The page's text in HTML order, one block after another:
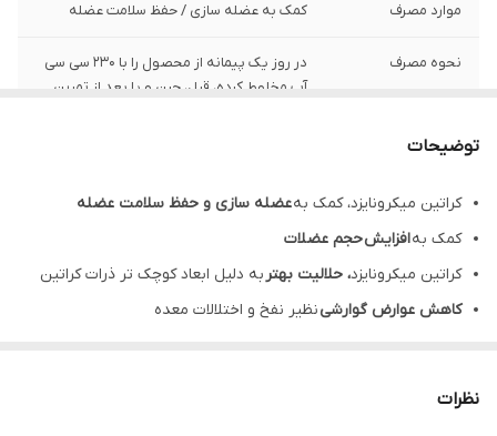
موارد مصرف کمک به عضله سازى / حفظ سلامت عضله
نحوه مصرف
در روز یک پیمانه از محصول را با 230 سی سی
آب مخلوط کرده، قبل، حین و یا بعد از تمرین
تحت لیسانس آمريكا
مشخصه ها حاوی 60 سروینگ
شرکت تولید کننده توسعه سبز تمیم
توضیحات
کراتین میکرونایزد، کمک بهعضله سازی و حفظ سلامت عضله
کمک بهافزایشحجم عضلات
کراتین میکرونایزد، حلالیت بهتربه دلیل ابعاد کوچک تر ذرات کراتین
کاهش عوارض گوارشینظیر نفخ و اختلالات معده
نظرات